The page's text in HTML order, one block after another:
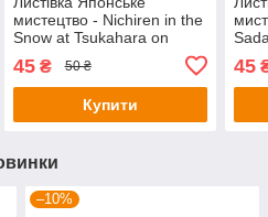
мистецтво - Nichiren in the
Snow at Tsukahara on
1835-1836
45₴ 50 ₴
Купити
45
–10%